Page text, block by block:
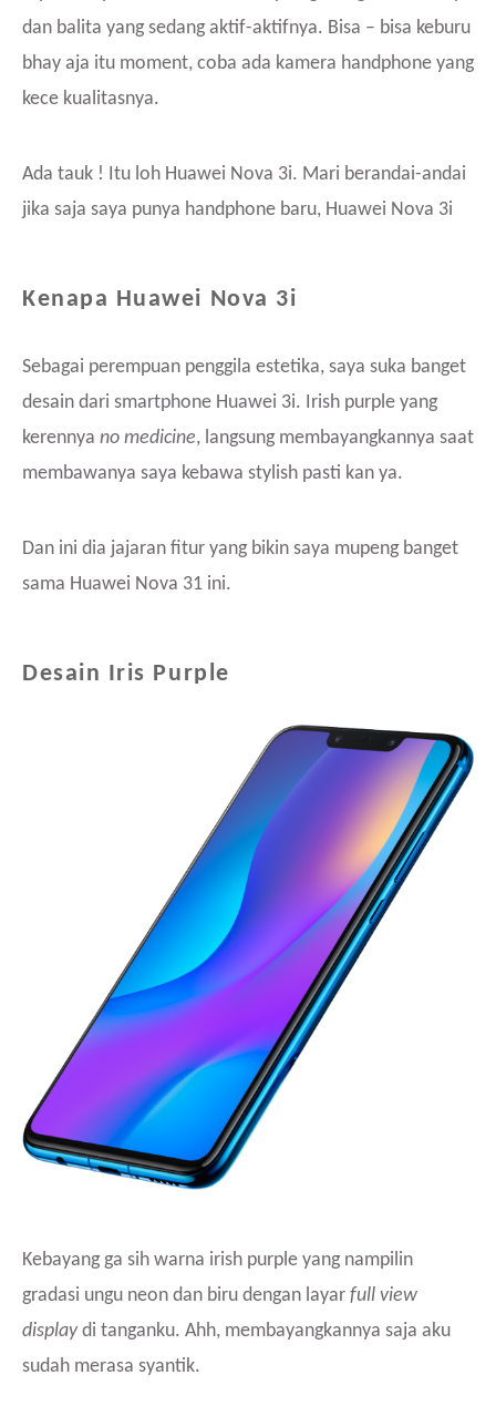
dan balita yang sedang aktif-aktifnya. Bisa – bisa keburu
bhay aja itu moment, coba ada kamera handphone yang
kece kualitasnya.
Ada tauk ! Itu loh Huawei Nova 3i. Mari berandai-andai
jika saja saya punya handphone baru, Huawei Nova 3i
Kenapa Huawei Nova 3i
Sebagai perempuan penggila estetika, saya suka banget
desain dari smartphone Huawei 3i. Irish purple yang
kerennya no medicine, langsung membayangkannya saat
membawanya saya kebawa stylish pasti kan ya.
Dan ini dia jajaran fitur yang bikin saya mupeng banget
sama Huawei Nova 31 ini.
Desain Iris Purple
Kebayang ga sih warna irish purple yang nampilin
gradasi ungu neon dan biru dengan layar full view
displaydi tanganku. Ahh, membayangkannya saja aku
sudah merasa syantik.